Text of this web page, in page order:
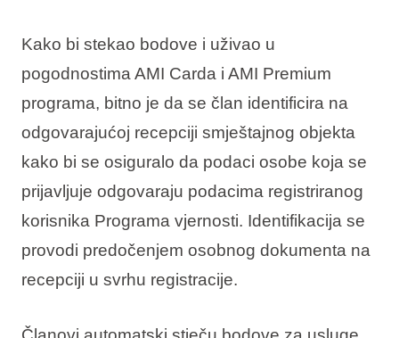
Kako bi stekao bodove i uživao u
pogodnostima AMI Carda i AMI Premium
programa, bitno je da se član identificira na
odgovarajućoj recepciji smještajnog objekta
kako bi se osiguralo da podaci osobe koja se
prijavljuje odgovaraju podacima registriranog
korisnika Programa vjernosti. Identifikacija se
provodi predočenjem osobnog dokumenta na
recepciji u svrhu registracije.